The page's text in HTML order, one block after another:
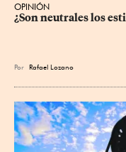
OPINIÓN
¿Son neutrales los
Por Rafael Lozano